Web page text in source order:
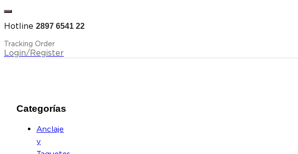
Hotline 2897 6541 22
Tracking Order
Login/Register
Categorías
Anclaje
y